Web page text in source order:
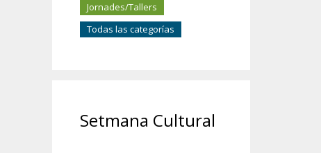
Jornades/Tallers
Todas las categorías
Setmana Cultural